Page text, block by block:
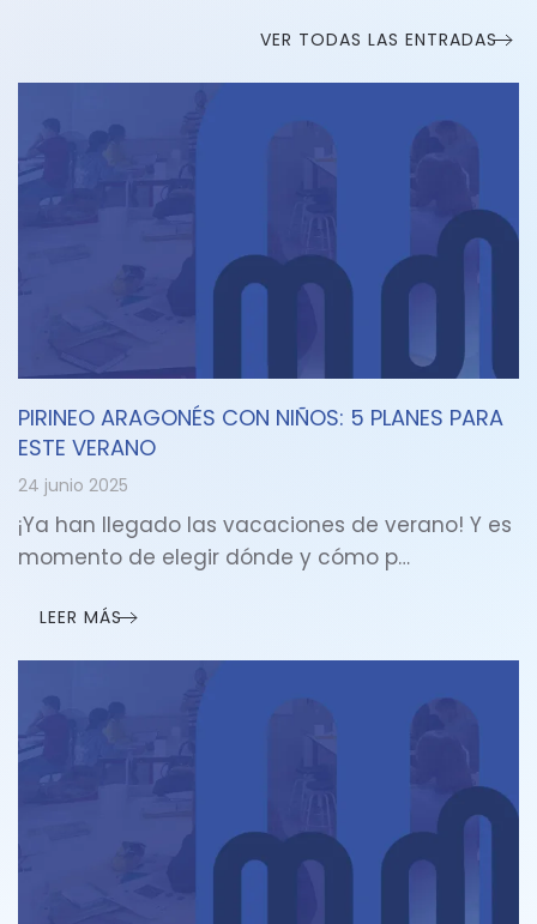
VER TODAS LAS ENTRADAS
PIRINEO ARAGONÉS CON NIÑOS: 5 PLANES PARA
ESTE VERANO
24 junio 2025
¡Ya han llegado las vacaciones de verano! Y es
momento de elegir dónde y cómo p…
LEER MÁS